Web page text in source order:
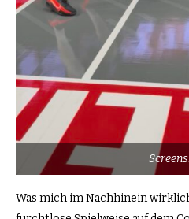
Was mich im Nachhinein